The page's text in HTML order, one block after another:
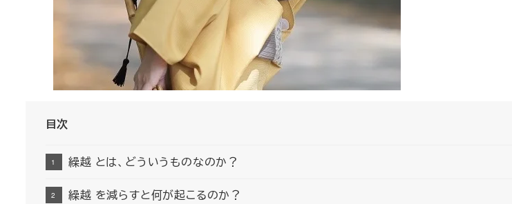
目次
繰越 とは、どういうものなのか？
繰越 を減らすと何が起こるのか？